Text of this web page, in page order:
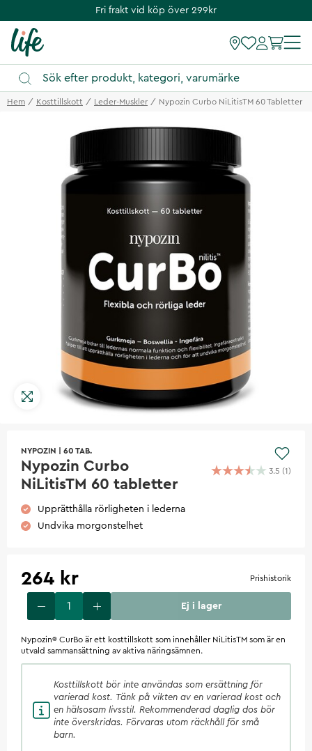
Fri frakt vid köp över 299kr
Hem Kosttillskott Leder-Muskler Nypozin Curbo NiLitisTM 60 Tabletter
NYPOZIN 60 TAB.
Nypozin Curbo
NiLitisTM 60 tabletter
3.5 (1)
Upprätthålla rörligheten i lederna
Undvika morgonstelhet
264 kr Prishistorik
Ej i lager
Nypozin® CurBo är ett kosttillskott som innehåller NiLitisTM som är en
utvald sammansättning av aktiva näringsämnen.
Kosttillskott bör inte användas som ersättning för
varierad kost. Tänk på vikten av en varierad kost och
en hälsosam livsstil. Rekommenderad daglig dos bör
inte överskridas. Förvaras utom räckhåll för små
barn.